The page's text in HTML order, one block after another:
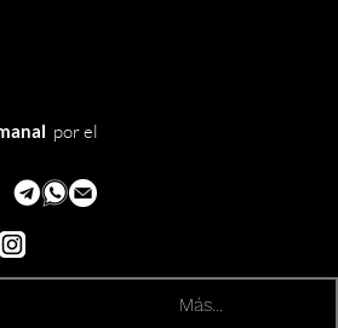
por el
Más...